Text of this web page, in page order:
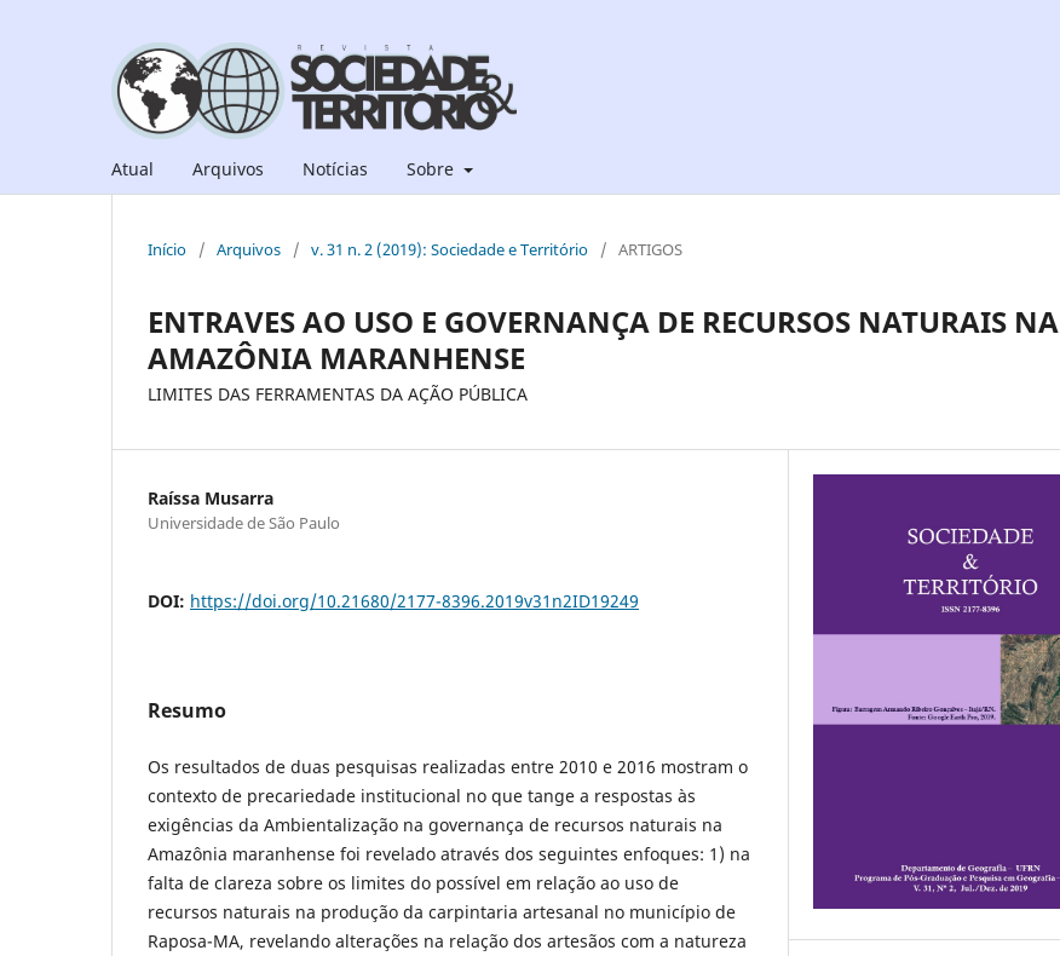
Atual Arquivos Notícias Sobre
Início / Arquivos / v. 31 n. 2 (2019): Sociedade e Território / ARTIGOS
ENTRAVES AO USO E GOVERNANÇA DE RECURSOS NATURAIS NA
AMAZÔNIA MARANHENSE
LIMITES DAS FERRAMENTAS DA AÇÃO PÚBLICA
Raíssa Musarra
Universidade de São Paulo
DOI: https://doi.org/10.21680/2177-8396.2019v31n2ID19249
Resumo
Os resultados de duas pesquisas realizadas entre 2010 e 2016 mostram o
contexto de precariedade institucional no que tange a respostas às
exigências da Ambientalização na governança de recursos naturais na
Amazônia maranhense foi revelado através dos seguintes enfoques: 1) na
falta de clareza sobre os limites do possível em relação ao uso de
recursos naturais na produção da carpintaria artesanal no município de
Raposa-MA, revelando alterações na relação dos artesãos com a natureza